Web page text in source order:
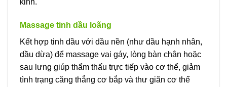
kinh.
Massage tinh dầu loãng
Kết hợp tinh dầu với dầu nền (như dầu hạnh nhân,
dầu dừa) để massage vai gáy, lòng bàn chân hoặc
sau lưng giúp thẩm thấu trực tiếp vào cơ thể, giảm
tình trạng căng thẳng cơ bắp và thư giãn cơ thể